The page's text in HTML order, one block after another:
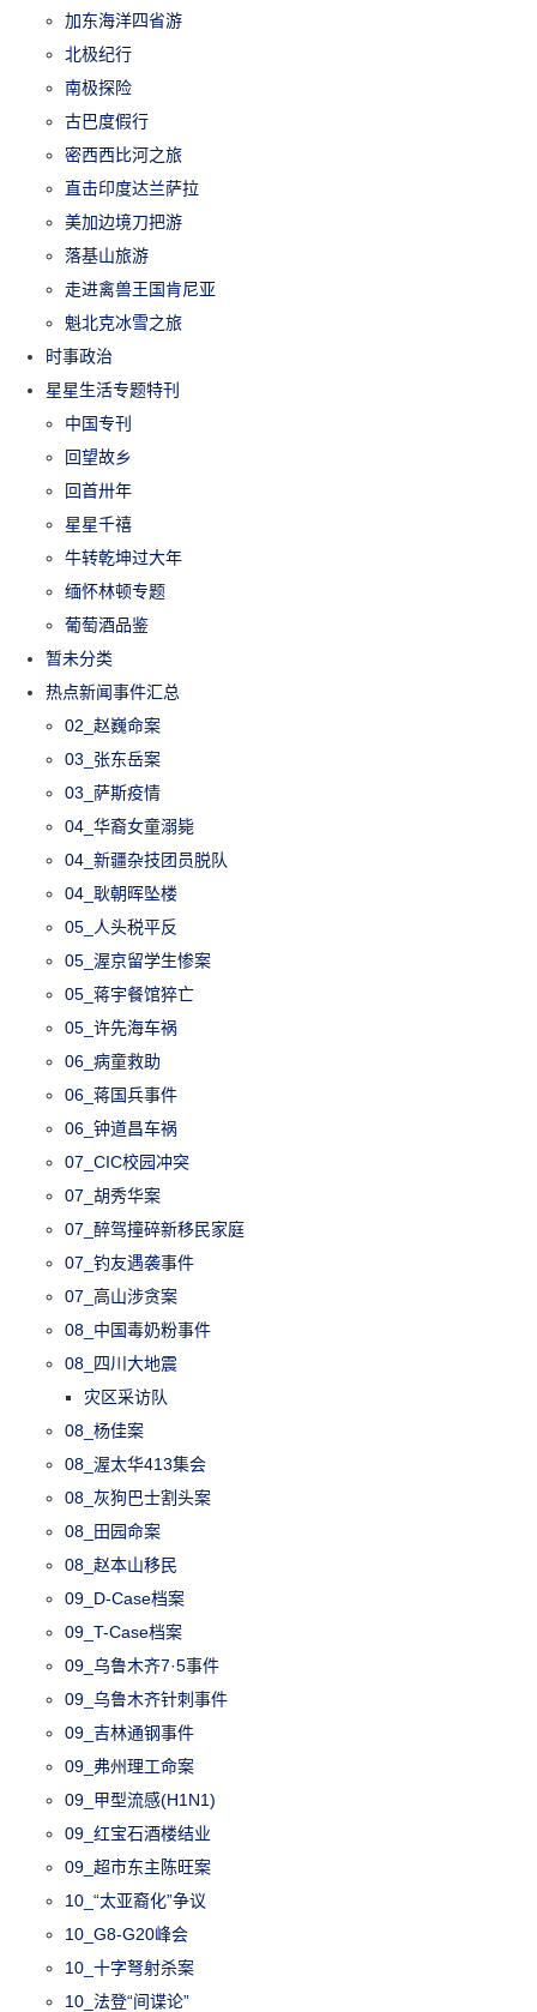
加东海洋四省游
北极纪行
南极探险
古巴度假行
密西西比河之旅
直击印度达兰萨拉
美加边境刀把游
落基山旅游
走进禽兽王国肯尼亚
魁北克冰雪之旅
时事政治
星星生活专题特刊
中国专刊
回望故乡
回首卅年
星星千禧
牛转乾坤过大年
缅怀林顿专题
葡萄酒品鉴
暂未分类
热点新闻事件汇总
02_赵巍命案
03_张东岳案
03_萨斯疫情
04_华裔女童溺毙
04_新疆杂技团员脱队
04_耿朝晖坠楼
05_人头税平反
05_渥京留学生惨案
05_蒋宇餐馆猝亡
05_许先海车祸
06_病童救助
06_蒋国兵事件
06_钟道昌车祸
07_CIC校园冲突
07_胡秀华案
07_醉驾撞碎新移民家庭
07_钓友遇袭事件
07_高山涉贪案
08_中国毒奶粉事件
08_四川大地震
灾区采访队
08_杨佳案
08_渥太华413集会
08_灰狗巴士割头案
08_田园命案
08_赵本山移民
09_D-Case档案
09_T-Case档案
09_乌鲁木齐7·5事件
09_乌鲁木齐针刺事件
09_吉林通钢事件
09_弗州理工命案
09_甲型流感(H1N1)
09_红宝石酒楼结业
09_超市东主陈旺案
10_“太亚裔化”争议
10_G8-G20峰会
10_十字弩射杀案
10_法登“间谍论”